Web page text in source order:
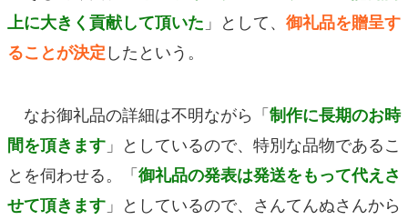
上に大きく貢献して頂いた 」として、 御礼品を贈呈す
ることが決定したという。
なお御礼品の詳細は不明ながら「制作に長期のお時
間を頂きます 」としているので、特別な品物であるこ
とを伺わせる。「御礼品の発表は発送をもって代えさ
せて頂きます 」としているので、さんてんぬさんから